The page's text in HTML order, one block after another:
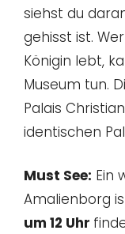
siehst du
gehisst ist.
Königin lebt,
Museum tun.
Palais
identischen
Must See: Ein
Amalienborg
um 12 Uhr